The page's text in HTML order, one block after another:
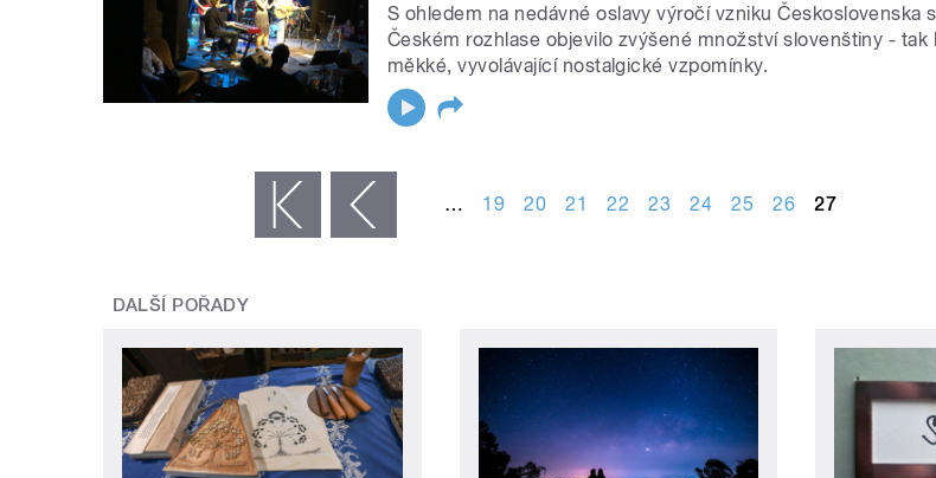
S ohledem na nedávné oslavy výročí vzniku Československa
Českém rozhlase objevilo zvýšené množství slovenštiny - tak
měkké, vyvolávající nostalgické vzpomínky.
‹ předchozí … 19 20 21 22 23 24 25 26 27
DALŠÍ POŘADY